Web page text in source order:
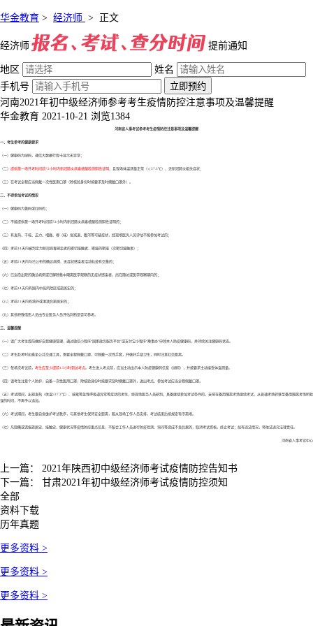
华金教育 > 经济师 > 正文
经济师 提前通知
地区
姓名
手机号
立即预约
河南2021年初中级经济师参考考生疫情防控注意事项及温馨提醒
华金教育 2021-10-21 浏览1384
河南省人事考试参考考生疫情防控注意事项及温馨提醒
一、考生参考的健康要求
（一）健康码为绿码，通信大数据行程卡显示无异常；
（二） 提供第一场开考时间前72小时内新冠肺炎病毒核酸检测阴性证明 、且现场体温测量正常（＜37.3℃）、无新冠肺炎相关症状；
（三）在考试全程应当佩戴一次性医用口罩（除核验身份时按要求及时摘戴口罩外）。
二、不得参加考试的情形
（一）健康码为黄码或红码的；
（二）不能提供第一场开考时间前72小时内新冠肺炎病毒核酸检测阴性证明的；
（三）有发热、干咳、乏力、咽痛、嗅（味）觉减退、腹泻等可疑症状，经现场医务人员评估不能参加考试的；
（四）考前14天内被判定为新冠病毒感染者的密切接触者、密接的密接（次密切接触者）；
（五）考前21天内与已公布的确诊病例、无症状感染者活动轨迹有交集的；
（六）已治愈出院的确诊病例或已解除集中隔离医学观察的无症状感染者，尚在随访或医学观察期内的；
（七）考前14天内有国内中高风险区域旅居史的；
（八）考前21天内有境外或港澳台旅居史的；
（九）其他特殊情形人员由专业医务人员评估判断是否可参考。
三、温馨提醒
（一）请广大考生提前做好自我健康管理，通过微信小程序“国家政务服务平台”或支付宝小程序“豫事办”申领本人防疫健康码，并持续关注健康码状态。
（二）考生赴考时如乘坐公共交通工具，需要全程佩戴口罩，可佩戴一次性手套，并做好手部卫生，同时注意社交距离。
（三）每场次考试前， 考生应至少提前1.5小时到达考点 。考生进入考点前，应当主动出示本人防疫健康码信息（绿码），并按要求主动接受体温测量。
（四）请考生注意个人防护，自备一次性医用口罩，除核验身份时按要求及时摘戴口罩外，进出考点、参加考试应当全程佩戴口罩。
（五）考试期间，出现发热（体温≥37.3℃）、咳嗽等急性呼吸道异常等症状的考生，经现场医务人员研判，具备继续参加考试条件的，安排在备用隔离考场继续考试，从普通考场转移至备用隔离考场所耽
误的时间，不再予以追加。
（六）考试期间，考生要自觉维护考试秩序，与其他考生保持安全距离，服从现场工作人员安排，考试结束后按规定有序离场。
（七）凡隐瞒或谎报旅居史、接触史、健康状况等疫情防控重点信息，不配合工作人员进行防疫检测、询问等造成不良后果的，取消考试资格，终止考试；如有违法情况，将依法追究法律责任。
河南省人事考试中心
上一篇： 2021年陕西初中级经济师考试疫情防控告知书
下一篇： 甘肃2021年初中级经济师考试疫情防控须知
全部
资料下载
历年真题
更多资料 >
更多资料 >
更多资料 >